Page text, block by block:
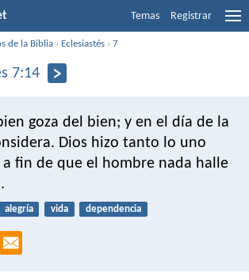
Temas Registrar
de la Biblia › Eclesiastés ›7
7:14
goza del bien; y en el día de la
Dios hizo tanto lo uno
fin de que el hombre nada halle
alegría vida dependencia